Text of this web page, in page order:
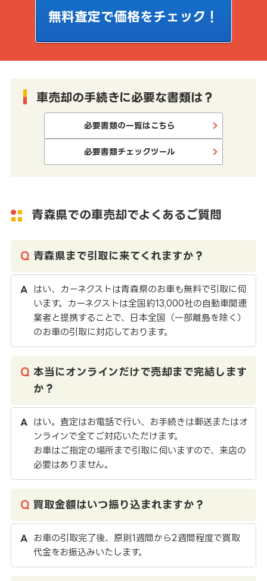
無料査定で価格をチェック！
車売却の手続きに必要な書類は？
必要書類の一覧はこちら
必要書類チェックツール
青森県での車売却でよくあるご質問
青森県まで引取に来てくれますか？
はい、カーネクストは青森県のお車も無料で引取に伺
います。カーネクストは全国約13,000社の自動車関連
業者と提携することで、日本全国（一部離島を除く）
のお車の引取に対応しております。
本当にオンラインだけで売却まで完結します
か？
はい。査定はお電話で行い、お手続きは郵送またはオ
ンラインで全てご対応いただけます。
お車はご指定の場所まで引取に伺いますので、来店の
必要はありません。
買取金額はいつ振り込まれますか？
お車の引取完了後、原則1週間から2週間程度で買取
代金をお振込みいたします。